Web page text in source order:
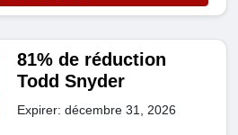
81% de réduction
Todd Snyder
Expirer: décembre 31, 2026